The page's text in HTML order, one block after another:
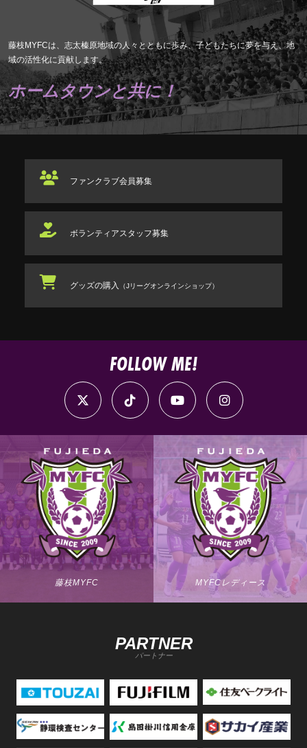
藤枝MYFCは、志太榛原地域の人々とともに歩み、子どもたちに夢を与え、地
域の活性化に貢献します。
ホームタウンと共に！
ファンクラブ会員募集
ボランティアスタッフ募集
グッズの購入 （Jリーグオンラインショップ）
FOLLOW ME!
藤枝MYFC MYFCレディース
PARTNER
パートナー